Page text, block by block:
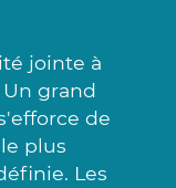
jointe à
grand
de
plus
Les